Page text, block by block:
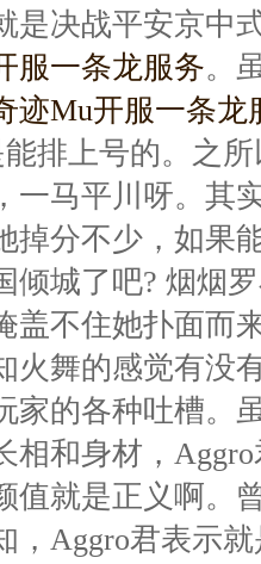
是决战平安京中
服一条龙服务。
迹Mu开服一条龙
排上号的。之
一马平川呀。其
掉分不少，如果
倾城了吧? 烟烟
盖不住她扑面而
火舞的感觉有没
家的各种吐槽。
相和身材，
值就是正义啊。
，Aggro君表示